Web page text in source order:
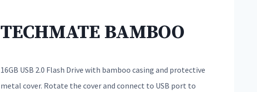
TECHMATE BAMBOO
16GB USB 2.0 Flash Drive with bamboo casing and protective
metal cover. Rotate the cover and connect to USB port to